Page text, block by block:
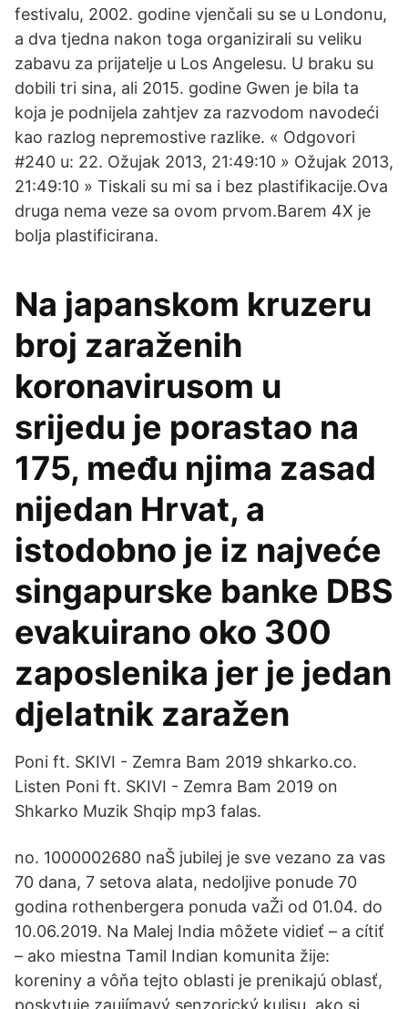
festivalu, 2002. godine vjenčali su se u Londonu,
a dva tjedna nakon toga organizirali su veliku
zabavu za prijatelje u Los Angelesu. U braku su
dobili tri sina, ali 2015. godine Gwen je bila ta
koja je podnijela zahtjev za razvodom navodeći
kao razlog nepremostive razlike. « Odgovori
#240 u: 22. Ožujak 2013, 21:49:10 » Ožujak 2013,
21:49:10 » Tiskali su mi sa i bez plastifikacije.Ova
druga nema veze sa ovom prvom.Barem 4X je
bolja plastificirana.
Na japanskom kruzeru
broj zaraženih
koronavirusom u
srijedu je porastao na
175, među njima zasad
nijedan Hrvat, a
istodobno je iz najveće
singapurske banke DBS
evakuirano oko 300
zaposlenika jer je jedan
djelatnik zaražen
Poni ft. SKIVI - Zemra Bam 2019 shkarko.co.
Listen Poni ft. SKIVI - Zemra Bam 2019 on
Shkarko Muzik Shqip mp3 falas.
no. 1000002680 naŠ jubilej je sve vezano za vas
70 dana, 7 setova alata, nedoljive ponude 70
godina rothenbergera ponuda vaŽi od 01.04. do
10.06.2019. Na Malej India môžete vidieť – a cítiť
– ako miestna Tamil Indian komunita žije:
koreniny a vôňa tejto oblasti je prenikajú oblasť,
poskytuje zaujímavý senzorický kulisu, ako si